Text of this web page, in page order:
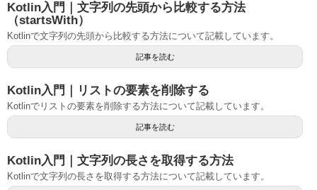
Kotlin入門｜文字列の先頭から比較する方法
（startsWith）
Kotlinで文字列の先頭から比較する方法について記載しています。
記事を読む
Kotlin入門｜リストの要素を削除する
Kotlinでリストの要素を削除する方法について記載しています。
記事を読む
Kotlin入門｜文字列の長さを取得する方法
Kotlinで文字列の長さを取得する方法について記載しています。